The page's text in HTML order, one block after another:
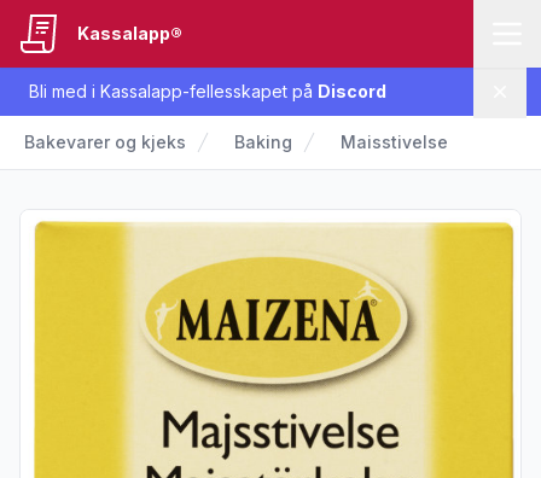
Bli med i Kassalapp-fellesskapet på Discord
Kassalapp®
Bakevarer og kjeks Baking Maisstivelse